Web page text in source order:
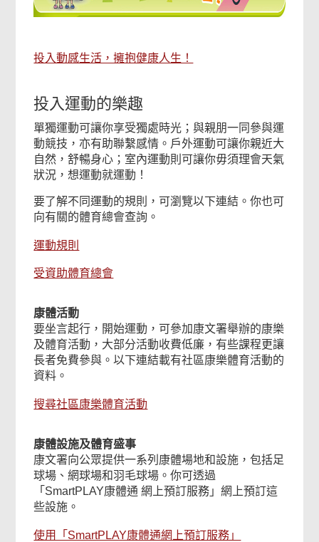
投入動感生活，擁抱健康人生！
投入運動的樂趣
單獨運動可讓你享受獨處時光；與親朋一同參與運
動競技，亦有助聯繫感情。戶外運動可讓你親近大
自然，舒暢身心；室內運動則可讓你毋須理會天氣
狀況，想運動就運動！
要了解不同運動的規則，可瀏覽以下連結。你也可
向有關的體育總會查詢。
運動規則
受資助體育總會
康體活動
要坐言起行，開始運動，可參加康文署舉辦的康樂
及體育活動，大部分活動收費低廉，有些課程更讓
長者免費參與。以下連結載有社區康樂體育活動的
資料。
搜尋社區康樂體育活動
康體設施及體育盛事
康文署向公眾提供一系列康體場地和設施，包括足
球場、網球場和羽毛球場。你可透過
「SmartPLAY康體通 網上預訂服務」網上預訂這
些設施。
使用「SmartPLAY康體通網上預訂服務」